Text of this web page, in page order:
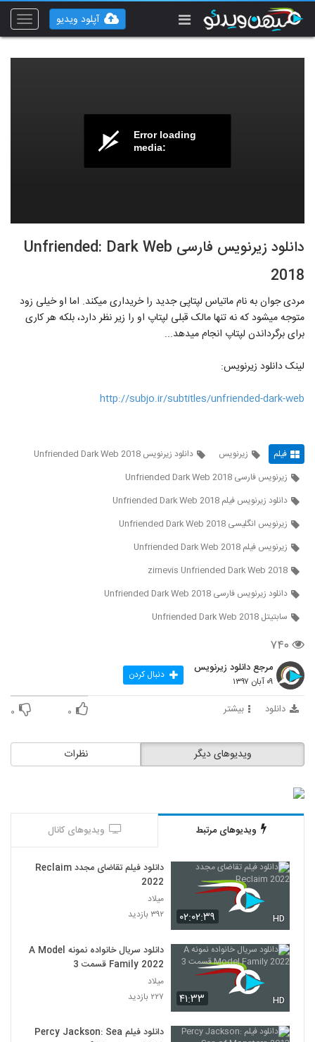
Toggle
آپلود ویدیو
Error loading
media:
دانلود زیرنویس فارسی Unfriended: Dark Web
2018
مردی جوان به نام ماتیاس لپ‎تاپی جدید را خریداری می‎کند. اما او خیلی زود
متوجه می‎شود که نه تنها مالک قبلی لپ‎تاپ او را زیر نظر دارد، بلکه هر کاری
برای برگرداندن لپ‎تاپ انجام می‎دهد...
لینک دانلود زیرنویس:
http://subjo.ir/subtitles/unfriended-dark-web
فیلم زیرنویس
دانلود زیرنویس Unfriended Dark Web 2018
زیرنویس فارسی Unfriended Dark Web 2018
دانلود زیرنویس فیلم Unfriended Dark Web 2018
زیرنویس انگلیسی Unfriended Dark Web 2018
زیرنویس فیلم Unfriended Dark Web 2018
zirnevis Unfriended Dark Web 2018
دانلود زیرنویس فارسی Unfriended Dark Web 2018
سابتیتل Unfriended Dark Web 2018
۷۴۰
مرجع دانلود زیرنویس
۰۹ آبان ۱۳۹۷ دنبال کردن
دانلود بیشتر ۰ ۰
نظرات ویدیوهای دیگر
ویدیوهای مرتبط ویدیوهای کانال
۰۲:۰۲:۳۹ HD
دانلود فیلم تقاضای مجدد Reclaim
2022
میلاد
۳۹۲ بازدید
۴۱:۳۳ HD
دانلود سریال خانواده نمونه A Model
Family 2022 قسمت 3
میلاد
۲۲۷ بازدید
دانلود فیلم Percy Jackson: Sea